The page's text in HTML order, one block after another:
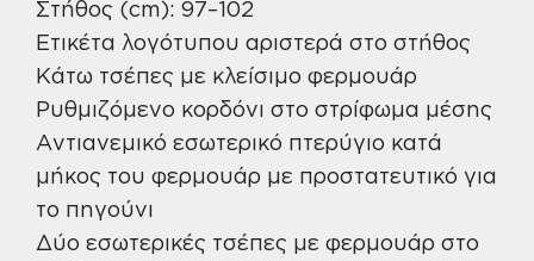
Στήθος (cm): 97–102
Ετικέτα λογότυπου αριστερά στο στήθος
Κάτω τσέπες με κλείσιμο φερμουάρ
Ρυθμιζόμενο κορδόνι στο στρίφωμα μέσης
Αντιανεμικό εσωτερικό πτερύγιο κατά
μήκος του φερμουάρ με προστατευτικό για
το πηγούνι
Δύο εσωτερικές τσέπες με φερμουάρ στο